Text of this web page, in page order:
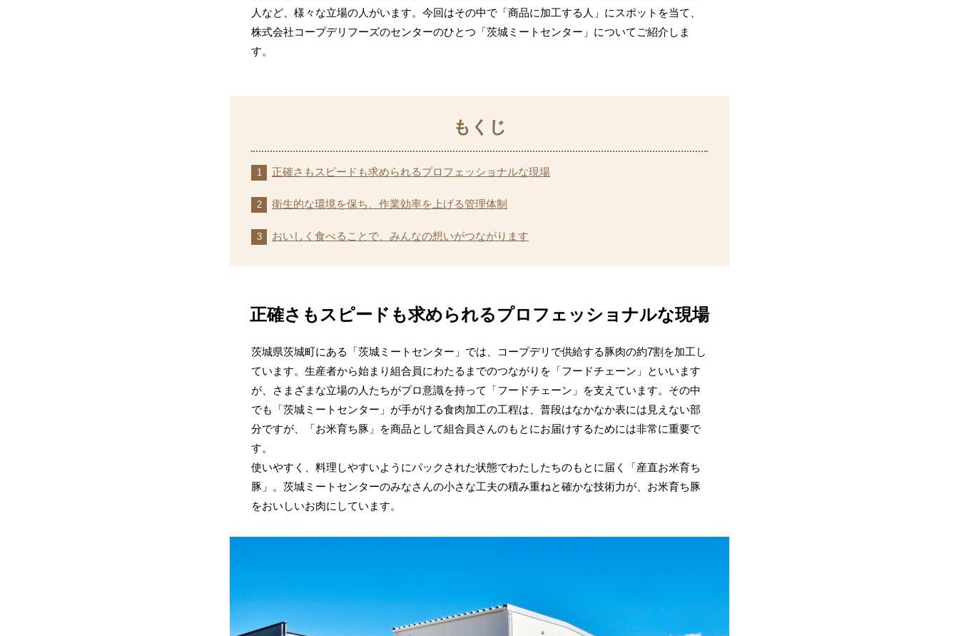
人など、様々な立場の人がいます。今回はその中で「商品に加工する人」にスポットを当て、
株式会社コープデリフーズのセンターのひとつ「茨城ミートセンター」についてご紹介しま
す。
正確さもスピードも求められるプロフェッショナルな現場
衛生的な環境を保ち、作業効率を上げる管理体制
おいしく食べることで、みんなの想いがつながります
正確さもスピードも求められるプロフェッショナルな現場
茨城県茨城町にある「茨城ミートセンター」では、コープデリで供給する豚肉の約7割を加工し
ています。生産者から始まり組合員にわたるまでのつながりを「フードチェーン」といいます
が、さまざまな立場の人たちがプロ意識を持って「フードチェーン」を支えています。その中
でも「茨城ミートセンター」が手がける食肉加工の工程は、普段はなかなか表には見えない部
分ですが、「お米育ち豚」を商品として組合員さんのもとにお届けするためには非常に重要で
す。
使いやすく、料理しやすいようにパックされた状態でわたしたちのもとに届く「産直お米育ち
豚」。茨城ミートセンターのみなさんの小さな工夫の積み重ねと確かな技術力が、お米育ち豚
をおいしいお肉にしています。